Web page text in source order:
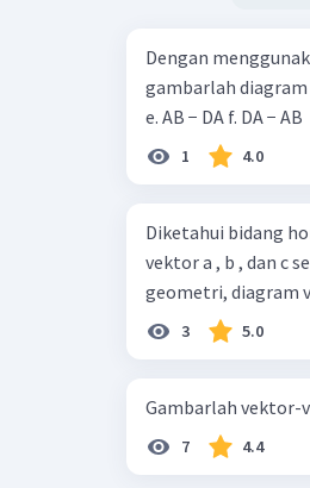
Dengan
gambarlah diagram
e. AB − DA f. DA − AB
1 4.0
Diketahui bidang
vektor a , b , dan c seperti
3 5.0
7 4.4